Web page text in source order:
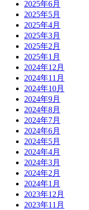
2025年6月
2025年5月
2025年4月
2025年3月
2025年2月
2025年1月
2024年12月
2024年11月
2024年10月
2024年9月
2024年8月
2024年7月
2024年6月
2024年5月
2024年4月
2024年3月
2024年2月
2024年1月
2023年12月
2023年11月